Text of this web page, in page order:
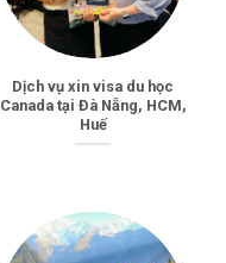
Dịch vụ xin visa du học
Canada tại Đà Nẵng, HCM,
Huế